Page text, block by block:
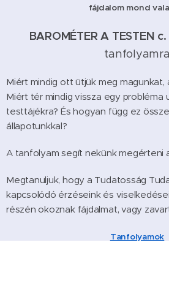
fájdalom mond
BAROMÉTER A TESTEN c.
tanfolyamra
Miért mindig ott ütjük meg magunkat,
Miért tér mindig vissza egy probléma
testtájékra? És hogyan függ ez
állapotunkkal?
A tanfolyam segít nekünk megérteni
Megtanuljuk, hogy a Tudatosság
kapcsolódó érzéseink és
részén okoznak fájdalmat, vagy
Tanfolyamok